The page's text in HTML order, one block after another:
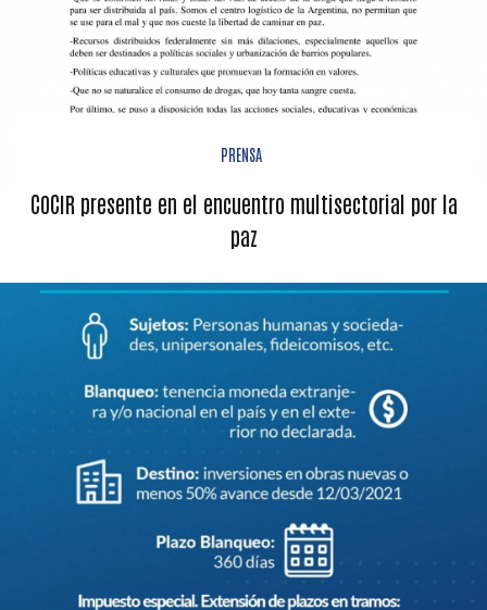
PRENSA
COCIR presente en el encuentro multisectorial por la
paz